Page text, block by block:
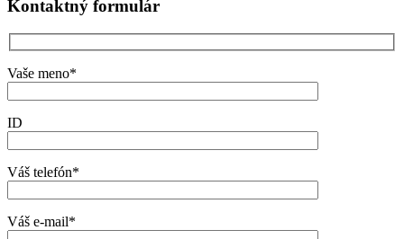
Kontaktný formulár
Vaše meno*
ID
Váš telefón*
Váš e-mail*